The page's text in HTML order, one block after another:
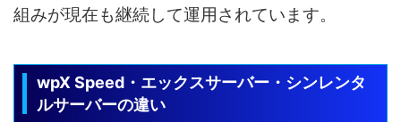
組みが現在も継続して運用されています。
wpX Speed・エックスサーバー・シンレンタ
ルサーバーの違い